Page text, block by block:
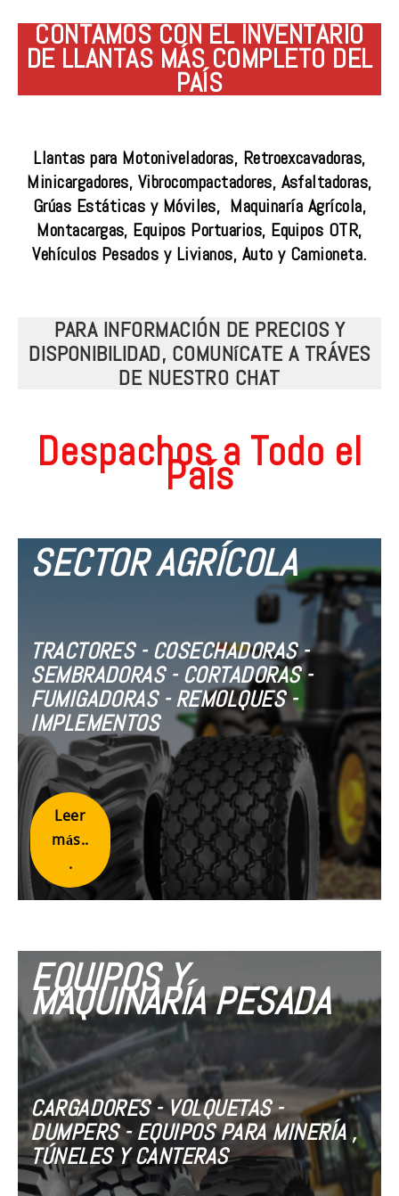
CONTAMOS CON EL INVENTARIO
DE LLANTAS MÁS COMPLETO DEL
PAÍS
Llantas para Motoniveladoras, Retroexcavadoras,
Minicargadores, Vibrocompactadores, Asfaltadoras,
Grúas Estáticas y Móviles, Maquinaría Agrícola,
Montacargas, Equipos Portuarios, Equipos OTR,
Vehículos Pesados y Livianos, Auto y Camioneta.
PARA INFORMACIÓN DE PRECIOS Y
DISPONIBILIDAD, COMUNíCATE A TRÁVES
DE NUESTRO CHAT
Despachos a Todo el
País
SECTOR AGRÍCOLA
TRACTORES - COSECHADORAS -
SEMBRADORAS - CORTADORAS -
FUMIGADORAS - REMOLQUES -
IMPLEMENTOS
Leer
más..
.
EQUIPOS Y
MAQUINARÍA PESADA
CARGADORES - VOLQUETAS -
DUMPERS - EQUIPOS PARA MINERÍA ,
TÚNELES Y CANTERAS